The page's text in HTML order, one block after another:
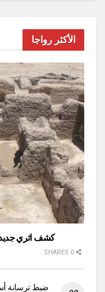
الأكثر رواجا
كشف اثري
ضبط ترسانة